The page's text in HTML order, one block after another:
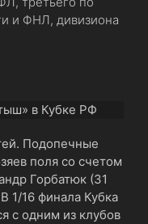
и ФНЛ, дивизиона
Подопечные
поля со счетом
Горбатюк (31
1/16 финала Кубка
с одним из клубов